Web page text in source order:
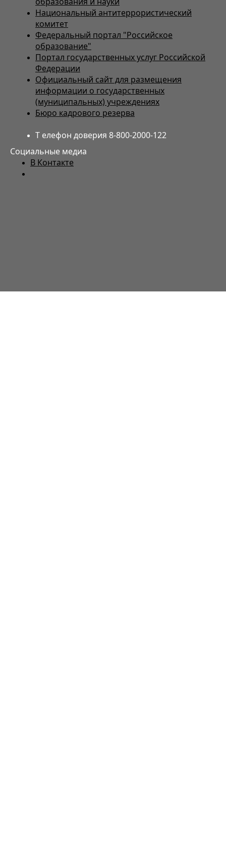
Национальный антитеррористический
комитет
Федеральный портал "Российское
образование"
Портал государственных услуг Российской
Федерации
Официальный сайт для размещения
информации о государственных
(муниципальных) учреждениях
Бюро кадрового резерва
Т елефон доверия 8-800-2000-122
Социальные медиа
В Контакте